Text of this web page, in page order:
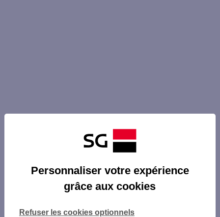
Personnaliser votre expérience
grâce aux cookies
Refuser les cookies optionnels